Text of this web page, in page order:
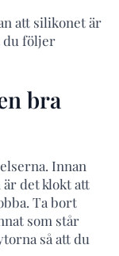
att silikonet är
du följer
bra
Innan
det klokt att
Ta bort
som står
så att du